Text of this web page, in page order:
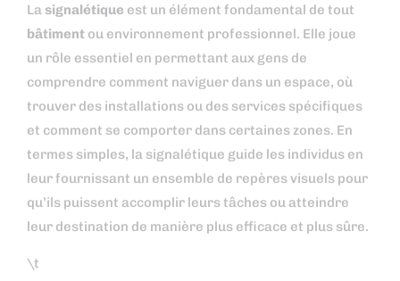
La signalétique est un élément fondamental de tout
bâtiment ou environnement professionnel. Elle joue
un rôle essentiel en permettant aux gens de
comprendre comment naviguer dans un espace, où
trouver des installations ou des services spécifiques
et comment se comporter dans certaines zones. En
termes simples, la signalétique guide les individus en
leur fournissant un ensemble de repères visuels pour
qu’ils puissent accomplir leurs tâches ou atteindre
leur destination de manière plus efficace et plus sûre.
\t